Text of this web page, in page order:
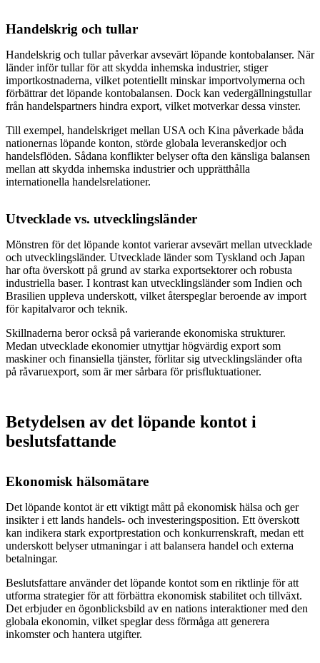
Handelskrig och tullar
Handelskrig och tullar påverkar avsevärt löpande kontobalanser. När
länder inför tullar för att skydda inhemska industrier, stiger
importkostnaderna, vilket potentiellt minskar importvolymerna och
förbättrar det löpande kontobalansen. Dock kan vedergällningstullar
från handelspartners hindra export, vilket motverkar dessa vinster.
Till exempel, handelskriget mellan USA och Kina påverkade båda
nationernas löpande konton, störde globala leveranskedjor och
handelsflöden. Sådana konflikter belyser ofta den känsliga balansen
mellan att skydda inhemska industrier och upprätthålla
internationella handelsrelationer.
Utvecklade vs. utvecklingsländer
Mönstren för det löpande kontot varierar avsevärt mellan utvecklade
och utvecklingsländer. Utvecklade länder som Tyskland och Japan
har ofta överskott på grund av starka exportsektorer och robusta
industriella baser. I kontrast kan utvecklingsländer som Indien och
Brasilien uppleva underskott, vilket återspeglar beroende av import
för kapitalvaror och teknik.
Skillnaderna beror också på varierande ekonomiska strukturer.
Medan utvecklade ekonomier utnyttjar högvärdig export som
maskiner och finansiella tjänster, förlitar sig utvecklingsländer ofta
på råvaruexport, som är mer sårbara för prisfluktuationer.
Betydelsen av det löpande kontot i
beslutsfattande
Ekonomisk hälsomätare
Det löpande kontot är ett viktigt mått på ekonomisk hälsa och ger
insikter i ett lands handels- och investeringsposition. Ett överskott
kan indikera stark exportprestation och konkurrenskraft, medan ett
underskott belyser utmaningar i att balansera handel och externa
betalningar.
Beslutsfattare använder det löpande kontot som en riktlinje för att
utforma strategier för att förbättra ekonomisk stabilitet och tillväxt.
Det erbjuder en ögonblicksbild av en nations interaktioner med den
globala ekonomin, vilket speglar dess förmåga att generera
inkomster och hantera utgifter.